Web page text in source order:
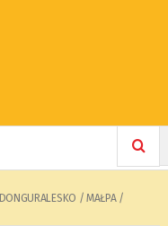
DONGURALESKO / MAŁPA /